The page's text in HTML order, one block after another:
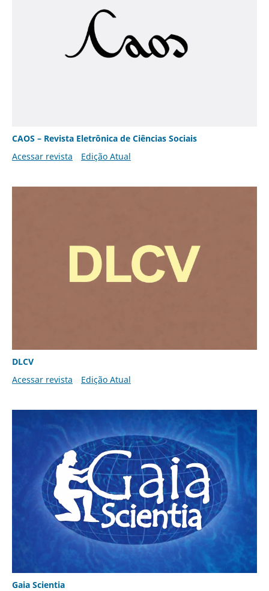
CAOS – Revista Eletrônica de Ciências Sociais
Acessar revista
Edição Atual
DLCV
Acessar revista
Edição Atual
Gaia Scientia